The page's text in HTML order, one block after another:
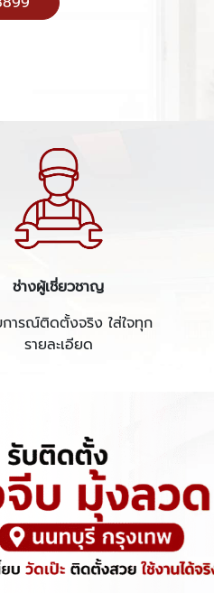
ช่างผู้เชี่ยวชาญ
การณ์ติดตั้งจริง ใส่ใจทุก
รายละเอียด